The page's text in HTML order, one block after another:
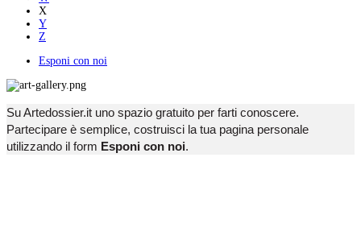
X
Y
Z
Esponi con noi
Su Artedossier.it uno spazio gratuito per farti conoscere.
Partecipare è semplice, costruisci la tua pagina personale
utilizzando il form Esponi con noi.